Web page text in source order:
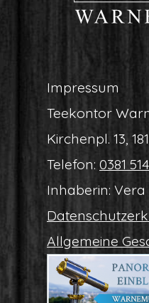
Impres­sum
Tee­kon­tor
Kir­chen­pl. 13,
Tele­fon: 0381
Inha­be­rin: Vera
All­ge­mei­ne